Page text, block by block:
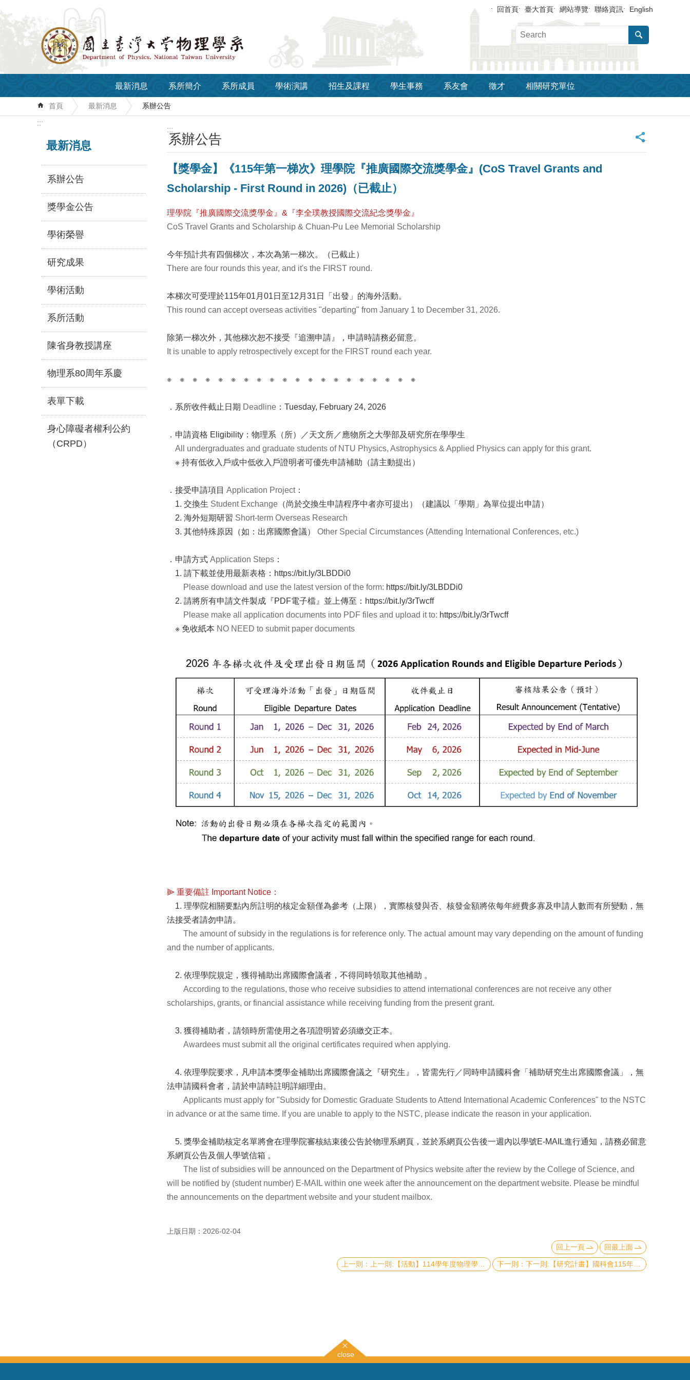
跳到主要內容區塊 回首頁 臺大首頁 網站導覽 聯絡資訊 English
最新消息 系所簡介 系所成員 學術演講 招生及課程 學生事務 系友會 徵才 相關研究單位
首頁 最新消息 系辦公告
:::
最新消息
系辦公告
獎學金公告
學術榮譽
研究成果
學術活動
系所活動
陳省身教授講座
物理系80周年系慶
表單下載
身心障礙者權利公約
（CRPD）
:::
系辦公告 _
【獎學金】《115年第一梯次》理學院『推廣國際交流獎學金』(CoS Travel Grants and
Scholarship - First Round in 2026)（已截止）
理學院『推廣國際交流獎學金』&『李全璞教授國際交流紀念獎學金』
CoS Travel Grants and Scholarship & Chuan-Pu Lee Memorial Scholarship
今年預計共有四個梯次，本次為第一梯次。（已截止）
There are four rounds this year, and it's the FIRST round.
本梯次可受理於115年01月01日至12月31日「出發」的海外活動。
This round can accept overseas activities "departing" from January 1 to December 31, 2026.
除第一梯次外，其他梯次恕不接受『追溯申請』，申請時請務必留意。
It is unable to apply retrospectively except for the FIRST round each year.
※ ※ ※ ※ ※ ※ ※ ※ ※ ※ ※ ※ ※ ※ ※ ※ ※ ※ ※ ※
．系所收件截止日期 Deadline ：Tuesday, February 24, 2026
．申請資格 Eligibility：物理系（所）／天文所／應物所之大學部及研究所在學學生
All undergraduates and graduate students of NTU Physics, Astrophysics & Applied Physics can apply for this grant.
※ 持有低收入戶或中低收入戶證明者可優先申請補助（請主動提出）
．接受申請項目 Application Project：
1. 交換生 Student Exchange （尚於交換生申請程序中者亦可提出）（建議以「學期」為單位提出申請）
2. 海外短期研習 Short-term Overseas Research
3. 其他特殊原因（如：出席國際會議） Other Special Circumstances (Attending International Conferences, etc.)
．申請方式 Application Steps ：
1. 請下載並使用最新表格： https://bit.ly/3LBDDi0
Please download and use the latest version of the form: https://bit.ly/3LBDDi0
2. 請將所有申請文件製成『PDF電子檔』並上傳至： https://bit.ly/3rTwcff
Please make all application documents into PDF files and upload it to: https://bit.ly/3rTwcff
※ 免收紙本 NO NEED to submit paper documents
⫸ 重要備註 Important Notice：
1. 理學院相關要點內所註明的核定金額僅為參考（上限），實際核發與否、核發金額將依每年經費多寡及申請人數而有所變動，無
法接受者請勿申請。
The amount of subsidy in the regulations is for reference only. The actual amount may vary depending on the amount of funding
and the number of applicants.
2. 依理學院規定，獲得補助出席國際會議者，不得同時領取其他補助 。
According to the regulations, those who receive subsidies to attend international conferences are not receive any other
scholarships, grants, or financial assistance while receiving funding from the present grant.
3. 獲得補助者，請領時所需使用之各項證明皆必須繳交正本。
Awardees must submit all the original certificates required when applying.
4. 依理學院要求，凡申請本獎學金補助出席國際會議之『研究生』，皆需先行／同時申請國科會「補助研究生出席國際會議」，無
法申請國科會者，請於申請時註明詳細理由。
Applicants must apply for "Subsidy for Domestic Graduate Students to Attend International Academic Conferences" to the NSTC
in advance or at the same time. If you are unable to apply to the NSTC, please indicate the reason in your application.
5. 獎學金補助核定名單將會在理學院審核結束後公告於物理系網頁， 並於系網頁公告後一週內以學號E-MAIL進行通知， 請務必留意
系網頁公告及個人學號信箱 。
The list of subsidies will be announced on the Department of Physics website after the review by the College of Science, and
will be notified by (student number) E-MAIL within one week after the announcement on the department website. Please be mindful
the announcements on the department website and your student mailbox.
上版日期：2026-02-04
回上一頁
回最上面
上一則:【活動】114學年度物理學系大學生專題研究成果壁報比賽 下一則:【研究計畫】國科會115年度《大專學生研究計畫》申請送件須知
close